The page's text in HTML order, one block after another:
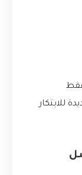
فقط
للابتكار